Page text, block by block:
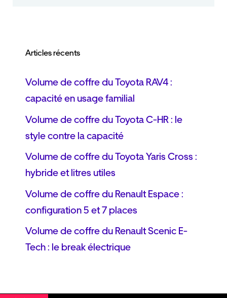
Articles récents
Volume de coffre du Toyota RAV4 :
capacité en usage familial
Volume de coffre du Toyota C-HR : le
style contre la capacité
Volume de coffre du Toyota Yaris Cross :
hybride et litres utiles
Volume de coffre du Renault Espace :
configuration 5 et 7 places
Volume de coffre du Renault Scenic E-
Tech : le break électrique